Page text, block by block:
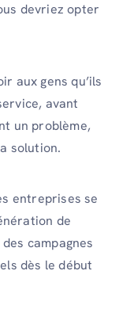
devriez opter
aux gens qu’ils
avant
un problème,
solution.
entreprises se
de
campagnes
dès le début